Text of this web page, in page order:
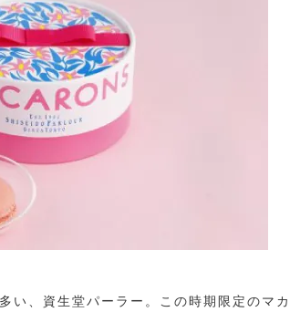
い、資生堂パーラー。この時期限定のマカ